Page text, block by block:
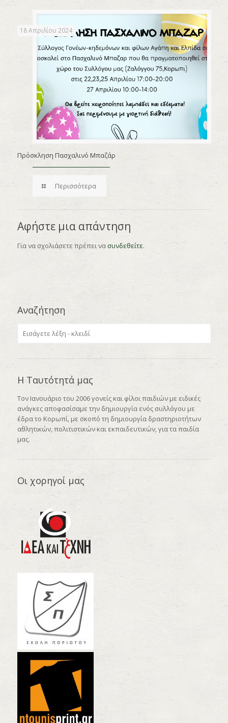
18 Απριλίου 2024
Πρόσκληση Πασχαλινό Μπαζάρ
Περισσότερα
Αφήστε μια απάντηση
Για να σχολιάσετε πρέπει νασυνδεθείτε.
Αναζήτηση
Η Ταυτότητά μας
Τον Ιανουάριο του 2006 γονείς και φίλοι παιδιών με ειδικές
ανάγκες αποφασίσαμε την δημιουργία ενός συλλόγου με
έδρα το Κορωπί, με σκοπό τη δημιουργία δραστηριοτήτων
αθλητικών, πολιτιστικών και εκπαιδευτικών, για τα παιδία
μας.
Οι χορηγοί μας